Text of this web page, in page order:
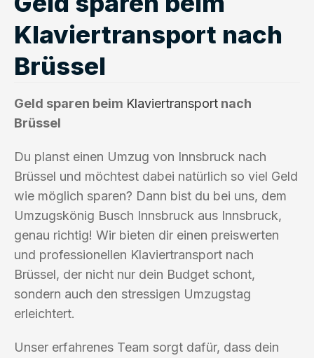
Klaviertransport nach
Brüssel
Geld sparen beim Klaviertransport nach
Brüssel
Du planst einen Umzug von Innsbruck nach
Brüssel und möchtest dabei natürlich so viel Geld
wie möglich sparen? Dann bist du bei uns, dem
Umzugskönig Busch Innsbruck aus Innsbruck,
genau richtig! Wir bieten dir einen preiswerten
und professionellen Klaviertransport nach
Brüssel, der nicht nur dein Budget schont,
sondern auch den stressigen Umzugstag
erleichtert.
Unser erfahrenes Team sorgt dafür, dass dein